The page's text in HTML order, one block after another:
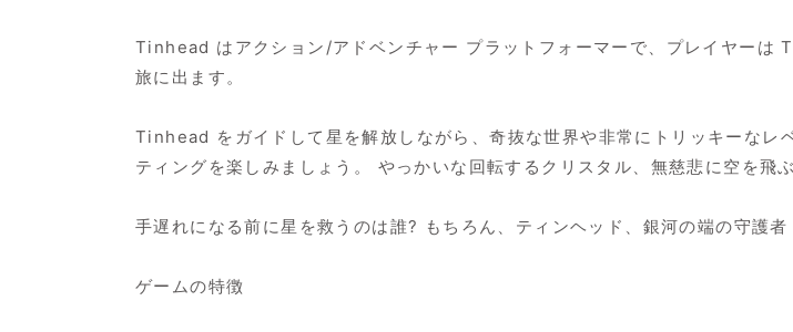
Tinhead はアクション/アドベンチャー プラットフォーマーで、プレイヤー
旅に出ます。
Tinhead をガイドして星を解放しながら、奇抜な世界や非常にトリッキーなレ
ティングを楽しみましょう。 やっかいな回転するクリスタル、無慈悲に空を飛
手遅れになる前に星を救うのは誰? もちろん、ティンヘッド、銀河の端の守護者
ゲームの特徴